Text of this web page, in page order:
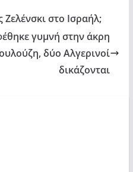
στο Ισραήλ;
γυμνή στην άκρη
δύο Αλγερινοί
δικάζονται